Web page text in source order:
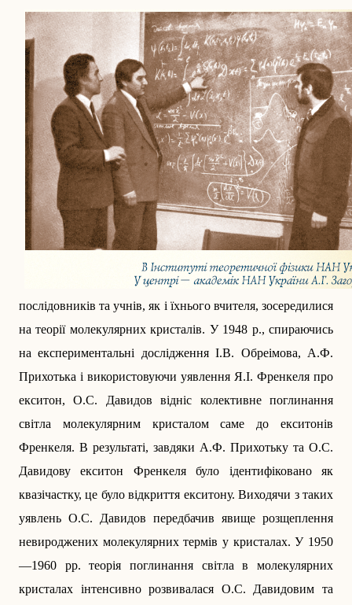
послідовників та учнів, як і їхнього вчителя, зосередилися
на тео­рії молекулярних кристалів. У 1948 р., спираючись
на експериментальні дослід­ження І.В. Обреімова, А.Ф.
Прихотька і використовуючи уявлення Я.І. Френкеля про
екситон, О.С. Давидов відніс колективне поглинання
світла молекулярним кристалом саме до екситонів
Френкеля. В результаті, завдяки А.Ф. Прихотьку та О.С.
Давидову екситон Френкеля було ідентифіковано як
квазічастку, це було відкриття екситону. Виходячи з таких
уявлень О.С. Давидов передбачив явище розщеплення
невироджених молекулярних термів у кристалах. У 1950
—1960 рр. теорія поглинання світла в молекулярних
кристалах інтенсивно розвивалася О.С. Давидовим та